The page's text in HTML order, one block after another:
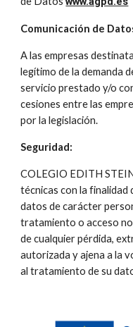
Comunicación de
A las empresas
legítimo de la demanda
servicio prestado y/o
cesiones entre las
por la legislación.
Seguridad:
COLEGIO EDITH
técnicas con la finalidad
datos de carácter
tratamiento o acceso
de cualquier pérdida,
autorizada y ajena a la
al tratamiento de su